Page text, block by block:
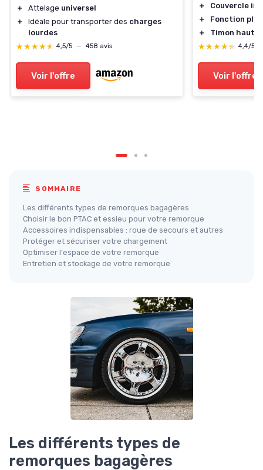
＋
Attelage universel
＋
Idéale pour transporter des charges
lourdes
★★★★★
★★★★★ 4,5/5 — 458 avis
Voir l'offre
＋
Couvercle
＋
Fonction
＋
Timon haut
★★★★★
★★★★★ 4,4/5
Voir l'offre
SOMMAIRE
Les différents types de remorques bagagères
Choisir le bon PTAC et essieu pour votre remorque
Accessoires indispensables : roue de secours et autres
Protéger et sécuriser votre chargement
Optimiser l'espace de votre remorque
Entretien et stockage de votre remorque
Les différents types de
remorques bagagères